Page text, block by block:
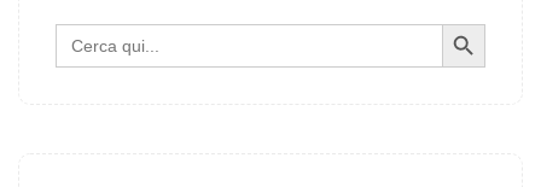
Search
for:
SEARCH BUTTON